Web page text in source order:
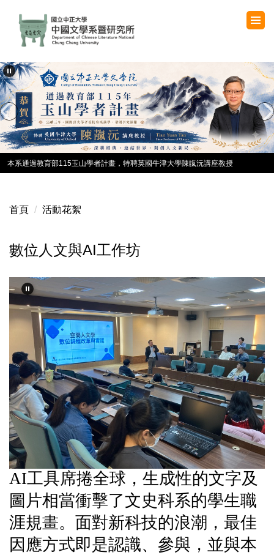
內
容
區
本系通過教育部115玉山學者計畫，特聘英國牛津大學陳靝沅講座教授
中正大學古典學與古代史連續五年，QS排名穩居世界百大，全台前三
首頁 活動花絮
數位人文與AI工作坊
AI工具席捲全球，生成性的文字及
圖片相當衝擊了文史科系的學生職
涯規畫。面對新科技的浪潮，最佳
因應方式即是認識、參與，並與本